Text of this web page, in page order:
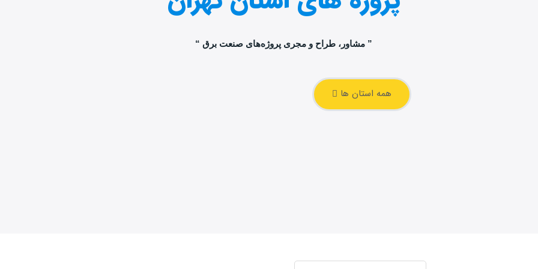
” مشاور، طراح و مجری پروژه‌های صنعت برق “
همه استان ها